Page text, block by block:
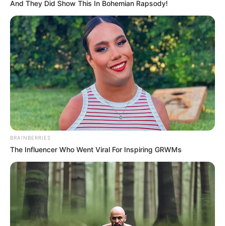
Az, hogy egy ilyen nemzetközi eszkortfiút
használnak fel arra pénzért, hogy becsületes
emberekről becstelen dolgokat terjesszen, ez
felháborító. Azt gondolom, hogy a becsületükben
megsértett embereknek bocsánatkérést és
elégtételt kell kapniuk.
Hozzátette: a mostani miniszterelnöktől nem
várnak semmit, szerinte ugyanis mióta Magyar
méltó mondata sem volt.
„Miért pont most lenne?” – zárta a miniinterjút
Orbán Viktor.
And They Did Show This In Bohemian Rapsody!
BRAINBERRIES
The Influencer Who Went Viral For Inspiring GRWMs